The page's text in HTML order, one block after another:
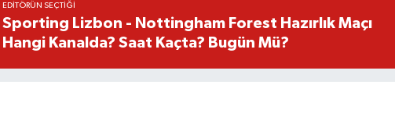
EDITÖRÜN SEÇTIĞI
Sporting Lizbon - Nottingham Forest Hazırlık Maçı
Hangi Kanalda? Saat Kaçta? Bugün Mü?